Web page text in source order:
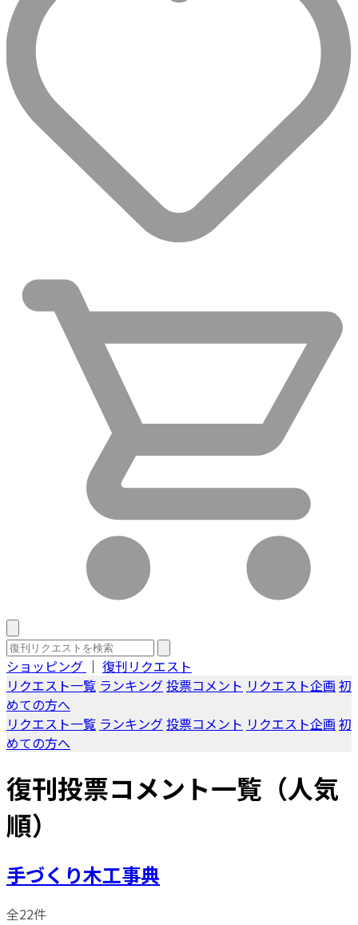
ショッピング ｜ 復刊リクエスト
リクエスト一覧 ランキング投票コメント リクエスト企画 初
めての方へ
リクエスト一覧 ランキング投票コメント リクエスト企画 初
めての方へ
復刊投票コメント一覧（人気
順）
手づくり木工事典
全22件